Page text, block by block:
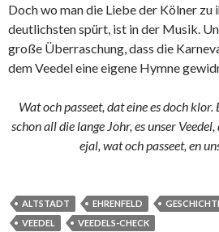
Doch wo man die Liebe der Kölner zu
deutlichsten spürt, ist in der Musik.
große Überraschung, dass die
dem Veedel eine eigene Hymne
Wat och passeet, dat eine es doch klor.
schon all die lange Johr, es unser
ejal, wat och passeet, en
ALTSTADT EHRENFELD
VEEDEL
VEEDELS-CHECK